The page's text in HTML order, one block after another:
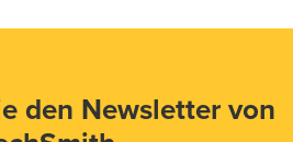
den Newsletter von